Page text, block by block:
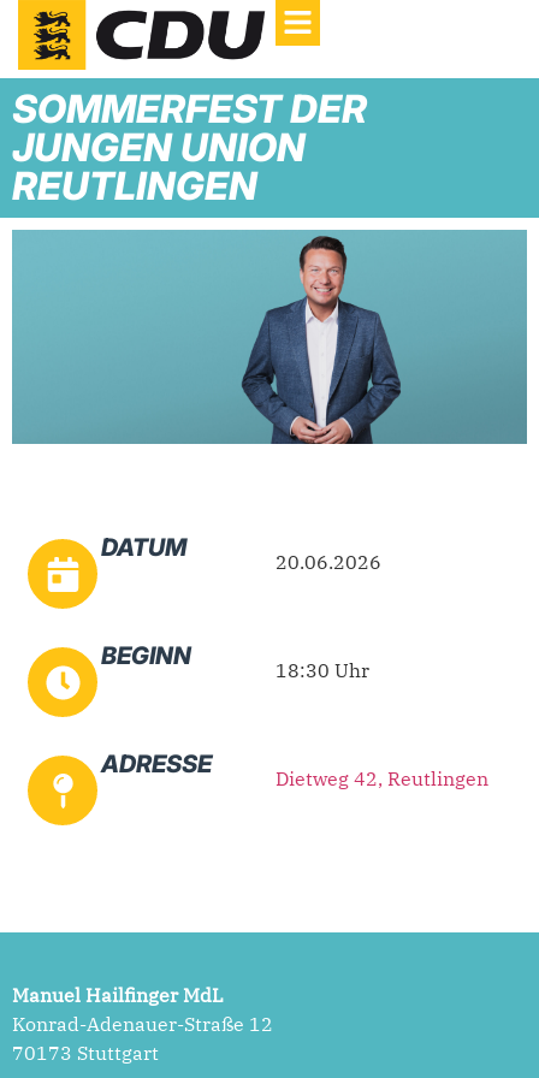
SOMMERFEST DER
JUNGEN UNION
REUTLINGEN
DATUM 20.06.2026
BEGINN 18:30 Uhr
ADRESSE Dietweg 42, Reutlingen
Manuel Hailfinger MdL
Konrad-Adenauer-Straße 12
70173 Stuttgart